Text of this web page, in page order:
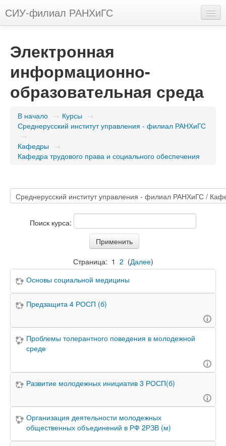
СИУ-филиал РАНХиГС
Вы не вошли в систему (Вход)
Электронная
информационно-
образовательная среда
В начало → Курсы →
Среднерусский институт управления - филиал РАНХиГС
→
Кафедры →
Кафедра трудового права и социального обеспечения
Поиск курса:
Страница: 1 2 (Далее)
Основы социальной медицины
Предзащита 4 РОСП (б)
Проблемы толерантного поведения в молодежной
среде
Развитие молодежных инициатив 3 РОСП(б)
Организация деятельности молодежных
общественных объединений в РФ 2РЗВ (м)